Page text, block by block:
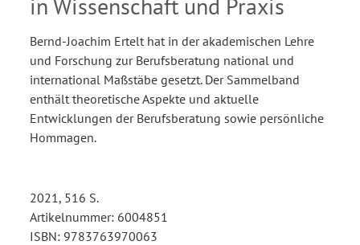
Bernd-Joachim Ertelt hat in der akademischen Lehre
und Forschung zur Berufsberatung national und
international Maßstäbe gesetzt. Der Sammelband
enthält theoretische Aspekte und aktuelle
Entwicklungen der Berufsberatung sowie persönliche
Hommagen.
2021, 516 S.
Artikelnummer: 6004851
ISBN: 9783763970063